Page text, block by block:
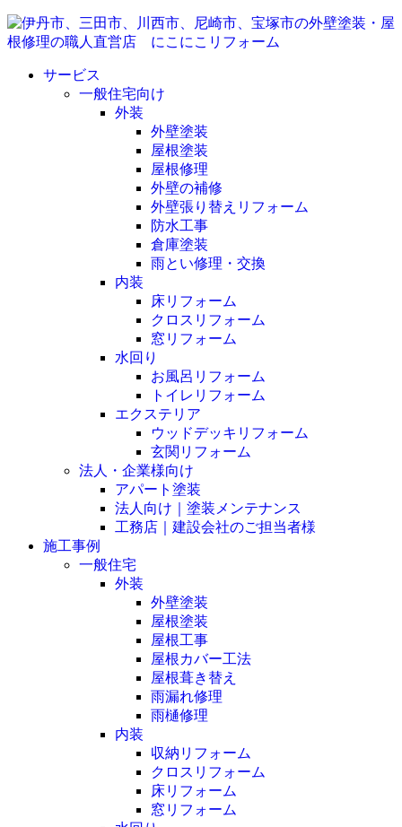
サービス
一般住宅向け
外装
外壁塗装
屋根塗装
屋根修理
外壁の補修
外壁張り替えリフォーム
防水工事
倉庫塗装
雨とい修理・交換
内装
床リフォーム
クロスリフォーム
窓リフォーム
水回り
お風呂リフォーム
トイレリフォーム
エクステリア
ウッドデッキリフォーム
玄関リフォーム
法人・企業様向け
アパート塗装
法人向け｜塗装メンテナンス
工務店｜建設会社のご担当者様
施工事例
一般住宅
外装
外壁塗装
屋根塗装
屋根工事
屋根カバー工法
屋根葺き替え
雨漏れ修理
雨樋修理
内装
収納リフォーム
クロスリフォーム
床リフォーム
窓リフォーム